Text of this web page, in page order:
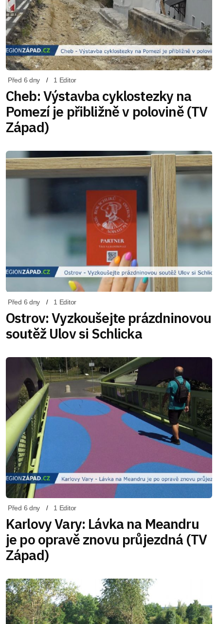
Před 6 dny 1 Editor
Cheb: Výstavba cyklostezky na
Pomezí je přibližně v polovině (TV
Západ)
Před 6 dny 1 Editor
Ostrov: Vyzkoušejte prázdninovou
soutěž Ulov si Schlicka
Před 6 dny 1 Editor
Karlovy Vary: Lávka na Meandru
je po opravě znovu průjezdná (TV
Západ)